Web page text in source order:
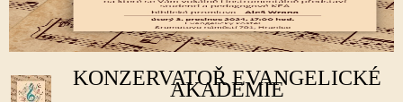
KONZERVATOŘEVANGELICKÉ
AKADEMIE